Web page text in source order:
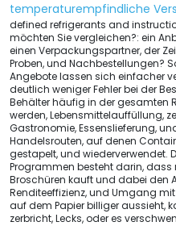
temperaturempfindliche
defined refrigerants and
möchten Sie vergleichen?: ein
einen Verpackungspartner, der
Proben, und Nachbestellungen?
Angebote lassen sich einfacher
deutlich weniger Fehler bei der
Behälter häufig in der gesamten
werden, Lebensmittelauffüllung,
Gastronomie, Essenslieferung,
Handelsrouten, auf denen
gestapelt, und wiederverwendet.
Programmen besteht darin, dass
Broschüren kauft und dabei den
Renditeeffizienz, und Umgang
auf dem Papier billiger aussieht,
zerbricht, Lecks, oder es